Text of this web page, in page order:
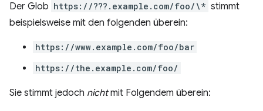
Der Glob https://???.example.com/foo/\* stimmt
beispielsweise mit den folgenden überein:
https://www.example.com/foo/bar
https://the.example.com/foo/
Sie stimmt jedoch nichtmit Folgendem überein: